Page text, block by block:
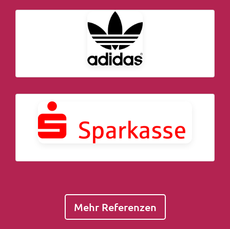
Mehr Referenzen